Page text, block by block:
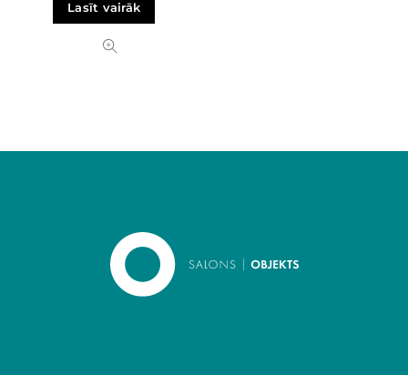
Lasīt vairāk